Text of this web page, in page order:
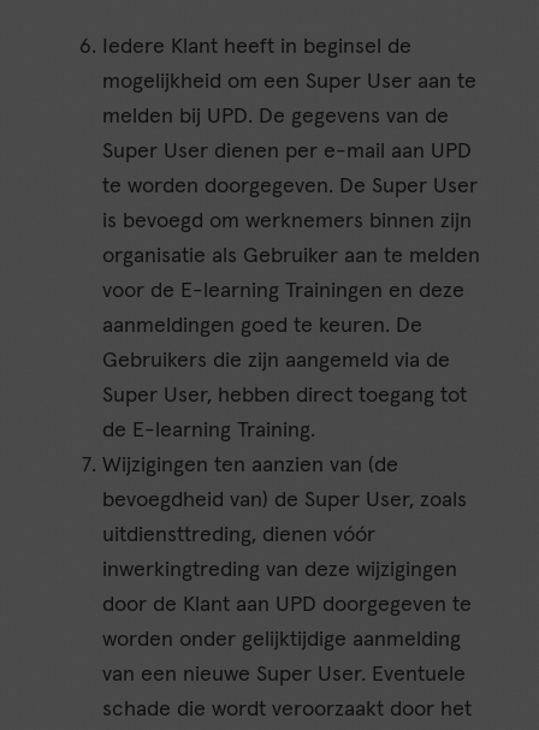
Iedere Klant heeft in beginsel de
mogelijkheid om een Super User aan te
melden bij UPD. De gegevens van de
Super User dienen per e-mail aan UPD
te worden doorgegeven. De Super User
is bevoegd om werknemers binnen zijn
organisatie als Gebruiker aan te melden
voor de E-learning Trainingen en deze
aanmeldingen goed te keuren. De
Gebruikers die zijn aangemeld via de
Super User, hebben direct toegang tot
de E-learning Training.
Wijzigingen ten aanzien van (de
bevoegdheid van) de Super User, zoals
uitdiensttreding, dienen vóór
inwerkingtreding van deze wijzigingen
door de Klant aan UPD doorgegeven te
worden onder gelijktijdige aanmelding
van een nieuwe Super User. Eventuele
schade die wordt veroorzaakt door het